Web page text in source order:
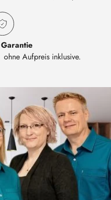
Aufpreis inklusive.